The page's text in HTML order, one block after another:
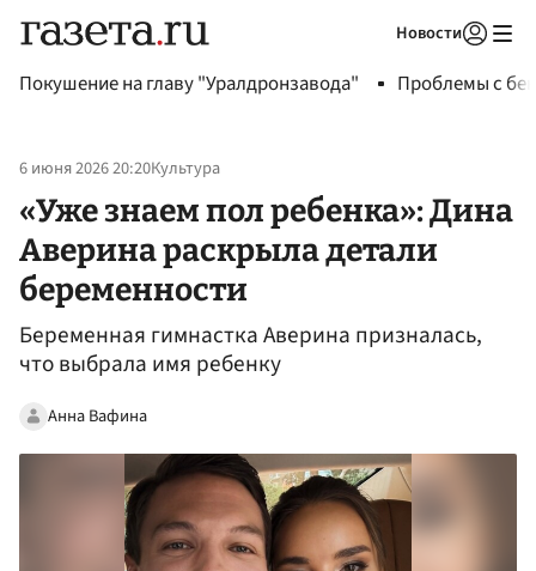
Новости
Покушение на главу "Уралдронзавода" Проблемы с
6 июня 2026 20:20Культура
«Уже знаем пол ребенка»: Дина
Аверина раскрыла детали
беременности
Беременная гимнастка Аверина призналась,
что выбрала имя ребенку
Анна Вафина